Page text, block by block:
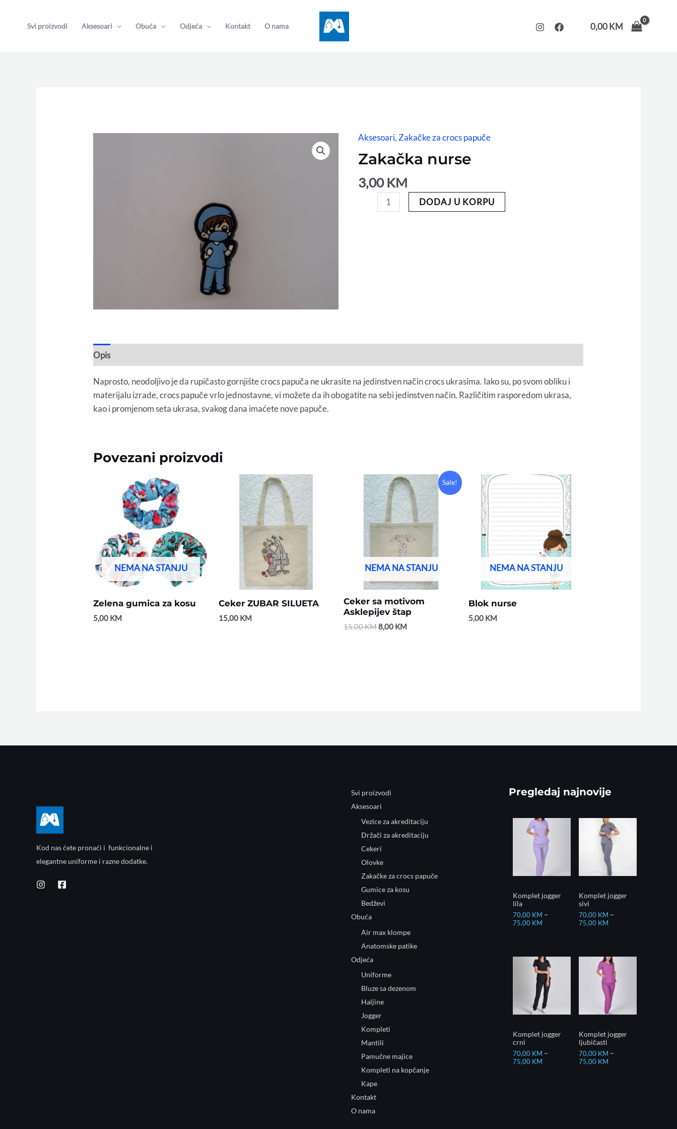
Svi proizvodi Aksesoari Obuća Odjeća Kontakt O nama 0,00KM
Aksesoari, Zakačke za crocs papuče
Zakačka nurse
3,00 KM
Zakačka
nurse
količina
DODAJ U KORPU
Opis
Naprosto, neodoljivo je da rupičasto gornjište crocs papuča ne ukrasite na jedinstven način crocs ukrasima. Iako su, po svom obliku i
materijalu izrade, crocs papuče vrlo jednostavne, vi možete da ih obogatite na sebi jedinstven način. Različitim rasporedom ukrasa,
kao i promjenom seta ukrasa, svakog dana imaćete nove papuče.
Povezani proizvodi
NEMA NA STANJU
Zelena gumica za kosu
5,00 KM
Ceker ZUBAR SILUETA
15,00 KM
Sale!
NEMA NA STANJU
Ceker sa motivom
Asklepijev štap
15,00KM
Original
price
was:
15,00 KM.
8,00 KM
Current
price
is:
8,00 KM.
NEMA NA STANJU
Blok nurse
5,00 KM
Kod nas ćete pronaći i funkcionalne i
elegantne uniforme i razne dodatke.
Svi proizvodi
Aksesoari
Vezice za akreditaciju
Držači za akreditaciju
Cekeri
Olovke
Zakačke za crocs papuče
Gumice za kosu
Bedževi
Obuća
Air max klompe
Anatomske patike
Odjeća
Uniforme
Bluze sa dezenom
Haljine
Jogger
Kompleti
Mantili
Pamučne majice
Kompleti na kopčanje
Kape
Kontakt
O nama
Pregledaj najnovije
Komplet jogger
lila
70,00 KM –
75,00 KM
Komplet jogger
sivi
70,00 KM –
75,00 KM
Komplet jogger
crni
70,00 KM –
75,00 KM
Komplet jogger
ljubičasti
70,00 KM –
75,00 KM